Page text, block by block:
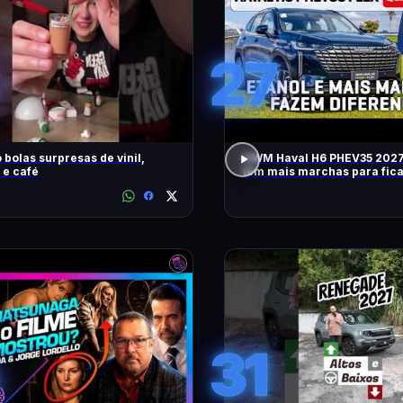
surpresas de vinil,
café
27
GWM Haval H6 PHEV35
tem mais marchas para
31